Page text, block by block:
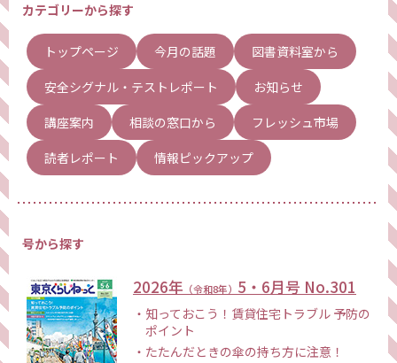
カテゴリーから探す
トップページ 今月の話題
図書資料室から
安全シグナル・テストレポート
お知らせ
講座案内
相談の窓口から
フレッシュ市場
読者レポート
情報ピックアップ
号から探す
2026年 （令和8年） 5・6月号 No.301
知っておこう！賃貸住宅トラブル 予防の
ポイント
たたんだときの傘の持ち方に注意！